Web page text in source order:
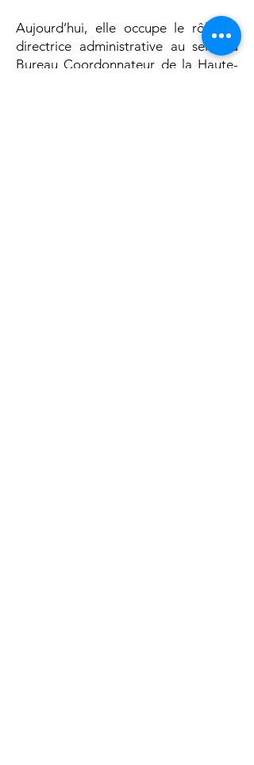
Aujourd’hui, elle occupe le rôle de
directrice administrative au sein du
Bureau Coordonnateur de la Haute-